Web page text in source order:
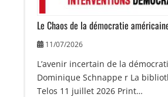
Le Chaos de la démocratie
11/07/2026
L’avenir incertain de la
Dominique Schnappe r La
Telos 11 juillet 2026 Print…